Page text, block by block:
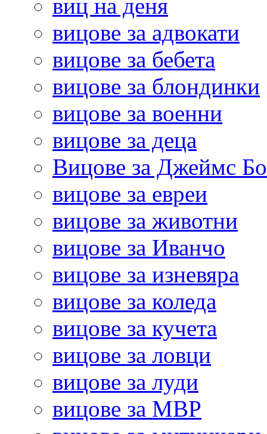
виц на деня
вицове за адвокати
вицове за бебета
вицове за блондинки
вицове за военни
вицове за деца
Вицове за Джеймс
вицове за евреи
вицове за животни
вицове за Иванчо
вицове за изневяра
вицове за коледа
вицове за кучета
вицове за ловци
вицове за луди
вицове за МВР